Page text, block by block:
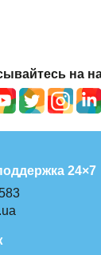
на
24×7